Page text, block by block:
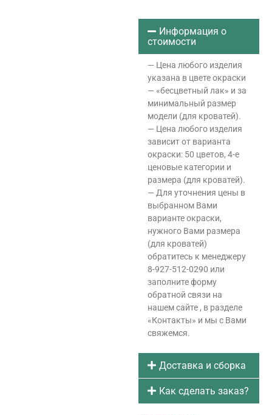
Информация о
стоимости
— Цена любого изделия
указана в цвете окраски
— «бесцветный лак» и за
минимальный размер
модели (для кроватей).
— Цена любого изделия
зависит от варианта
окраски: 50 цветов, 4-е
ценовые категории и
размера (для кроватей).
— Для уточнения цены в
выбранном Вами
варианте окраски,
нужного Вами размера
(для кроватей)
обратитесь к менеджеру
8-927-512-0290 или
заполните форму
обратной связи на
нашем сайте , в разделе
«Контакты» и мы с Вами
свяжемся.
Доставка и сборка
Как сделать заказ?